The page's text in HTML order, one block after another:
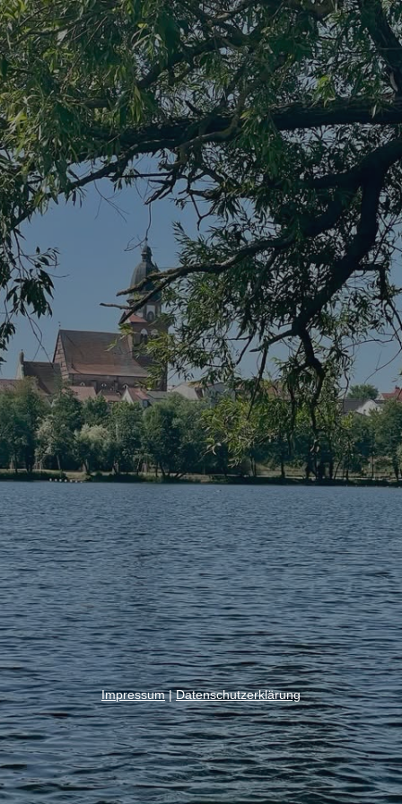
Impressum|Datenschutzerklärung